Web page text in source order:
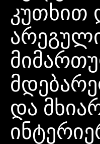
კუთხით
და